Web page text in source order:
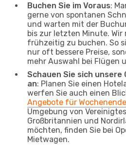
Buchen Sie im Voraus:
gerne von spontanen
und warten mit der
bis zur letzten Minute.
frühzeitig zu buchen. So
nur oft bessere Preise,
mehr Auswahl bei Flügen
Schauen Sie sich
an: Planen Sie einen
werfen Sie auch einen
Angebote für Wochenende
Umgebung von
Großbritannien und
möchten, finden Sie bei
Mietwagen.